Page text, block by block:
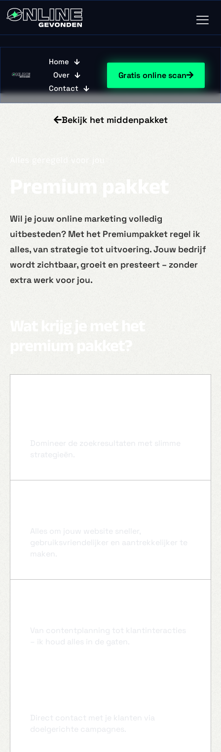
Home
Over
Contact
Gratis online scan
Bekijk het middenpakket
Alles geregeld voor jou
Premium pakket
Wil je jouw online marketing volledig
uitbesteden? Met het Premiumpakket regel ik
alles, van strategie tot uitvoering. Jouw bedrijf
wordt zichtbaar, groeit en presteert – zonder
extra werk voor jou.
Wat krijg je met het
premium pakket?
Domineer de zoekresultaten met slimme
strategieën.
Alles om jouw website sneller,
gebruiksvriendelijker en aantrekkelijker te
maken.
Van contentplanning tot klantinteracties
– ik houd alles in de gaten.
Direct contact met je klanten via
doelgerichte campagnes.